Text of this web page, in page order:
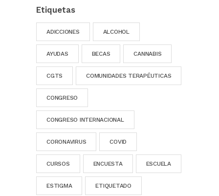
Etiquetas
ADICCIONES ALCOHOL
AYUDAS BECAS CANNABIS
CGTS COMUNIDADES TERAPÉUTICAS
CONGRESO
CONGRESO INTERNACIONAL
CORONAVIRUS COVID
CURSOS ENCUESTA ESCUELA
ESTIGMA ETIQUETADO